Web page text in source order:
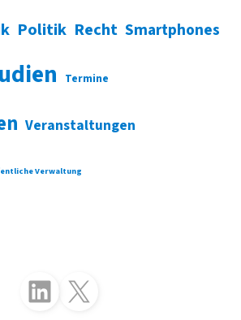
Politik Recht Smartphones
Termine
Veranstaltungen
Verwaltung
Folgen Sie uns auf LinkedInFolgen Sie uns auf X (Twitter)